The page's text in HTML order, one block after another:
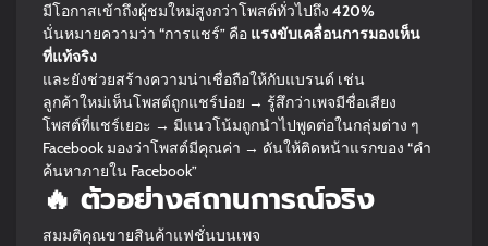
มีโอกาสเข้าถึงผู้ชมใหม่สูงกว่าโพสต์ทั่วไปถึง 420%
นั่นหมายความว่า “การแชร์” คือ แรงขับเคลื่อนการมองเห็น
ที่แท้จริง
และยังช่วยสร้างความน่าเชื่อถือให้กับแบรนด์ เช่น
ลูกค้าใหม่เห็นโพสต์ถูกแชร์บ่อย → รู้สึกว่าเพจมีชื่อเสียง
โพสต์ที่แชร์เยอะ → มีแนวโน้มถูกนำไปพูดต่อในกลุ่มต่าง ๆ
Facebook มองว่าโพสต์มีคุณค่า → ดันให้ติดหน้าแรกของ “คำ
ค้นหาภายใน Facebook”
🔥 ตัวอย่างสถานการณ์จริง
สมมติคุณขายสินค้าแฟชั่นบนเพจ